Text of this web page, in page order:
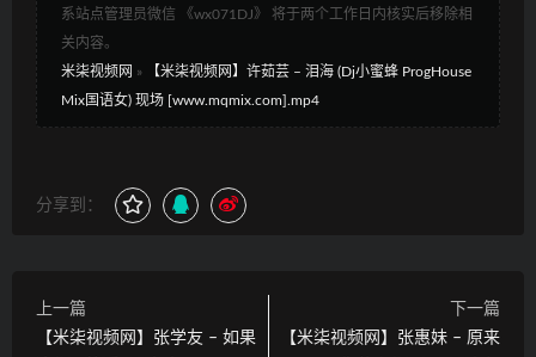
系站点管理员微信 《wx071DJ》 将于两个工作日内核实后移除相
关内容。
米柒视频网 »
【米柒视频网】许茹芸 – 泪海 (Dj小蜜蜂 ProgHouse
Mix国语女) 现场 [www.mqmix.com].mp4
分享到：
上一篇
【米柒视频网】张学友 – 如果
下一篇
【米柒视频网】张惠妹 – 原来